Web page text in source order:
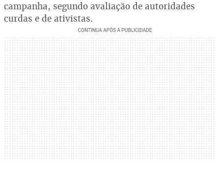
campanha, segundo avaliação de autoridades
curdas e de ativistas.